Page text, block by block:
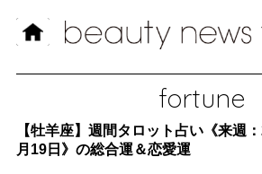
fortune
【牡羊座】週間タロット占い《来週
月19日》の総合運＆恋愛運